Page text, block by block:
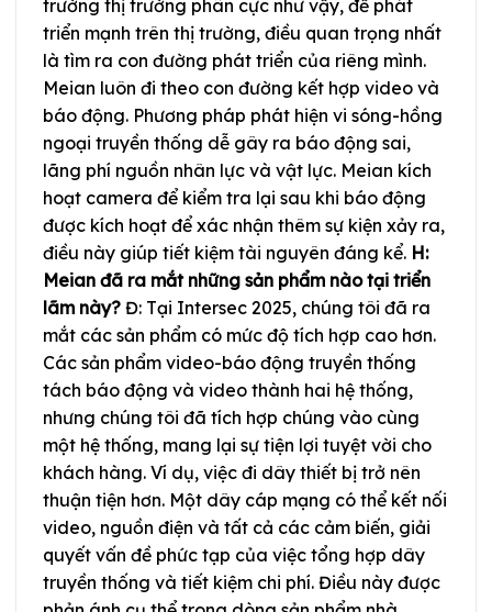
trường thị trường phân cực như vậy, để phát
triển mạnh trên thị trường, điều quan trọng nhất
là tìm ra con đường phát triển của riêng mình.
Meian luôn đi theo con đường kết hợp video và
báo động. Phương pháp phát hiện vi sóng-hồng
ngoại truyền thống dễ gây ra báo động sai,
lãng phí nguồn nhân lực và vật lực. Meian kích
hoạt camera để kiểm tra lại sau khi báo động
được kích hoạt để xác nhận thêm sự kiện xảy ra,
điều này giúp tiết kiệm tài nguyên đáng kể. H:
Meian đã ra mắt những sản phẩm nào tại triển
lãm này? Đ: Tại Intersec 2025, chúng tôi đã ra
mắt các sản phẩm có mức độ tích hợp cao hơn.
Các sản phẩm video-báo động truyền thống
tách báo động và video thành hai hệ thống,
nhưng chúng tôi đã tích hợp chúng vào cùng
một hệ thống, mang lại sự tiện lợi tuyệt vời cho
khách hàng. Ví dụ, việc đi dây thiết bị trở nên
thuận tiện hơn. Một dây cáp mạng có thể kết nối
video, nguồn điện và tất cả các cảm biến, giải
quyết vấn đề phức tạp của việc tổng hợp dây
truyền thống và tiết kiệm chi phí. Điều này được